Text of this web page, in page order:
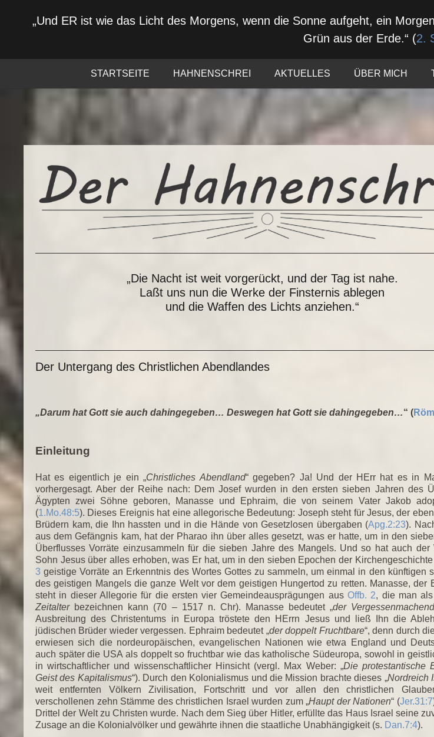
„Und ER ist wie das Licht des Morgens, wenn die Sonne aufgeht, ein
Grün aus der Erde.“ (2.
STARTSEITE HAHNENSCHREI AKTUELLES ÜBER MICH
„Die Nacht ist weit vorgerückt, und der Tag ist nahe.
Laßt uns nun die Werke der Finsternis ablegen
und die Waffen des Lichts anziehen.“
Der Untergang des Christlichen Abendlandes
„Darum hat Gott sie auch dahingegeben… Deswegen hat Gott sie dahingegeben…“ (
Einleitung
Hat es eigentlich je ein „Christliches Abendland“ gegeben? Ja! Und der HErr hat es in
vorhergesagt. Aber der Reihe nach: Dem Josef wurden in den ersten sieben Jahren des
Ägypten zwei Söhne geboren, Manasse und Ephraim, die von seinem Vater Jakob
(1.Mo.48:5). Dieses Ereignis hat eine allegorische Bedeutung: Joseph steht für Jesus, der
Brüdern kam, die Ihn hassten und in die Hände von Gesetzlosen übergaben (Apg.2:23).
aus dem Gefängnis kam, hat der Pharao ihn über alles gesetzt, was er hatte, um in den
Überflusses Vorräte einzusammeln für die sieben Jahre des Mangels. Und so hat auch der
Sohn Jesus über alles erhoben, was Er hat, um in den sieben Epochen der Kirchengeschichte
3 geistige Vorräte an Erkenntnis des Wortes Gottes zu sammeln, um einmal in den künftigen
des geistigen Mangels die ganze Welt vor dem geistigen Hungertod zu retten. Manasse, der
steht in dieser Allegorie für die ersten vier Gemeindeausprägungen ausOffb. 2, die man als
Zeitalterbezeichnen kann (70 – 1517 n. Chr). Manasse bedeutet „der
Ausbreitung des Christentums in Europa tröstete den HErrn Jesus und ließ Ihn die
jüdischen Brüder wieder vergessen. Ephraim bedeutet „der doppelt Fruchtbare“, denn durch
erwiesen sich die nordeuropäischen, evangelischen Nationen wie etwa England und
auch später die USA als doppelt so fruchtbar wie das katholische Südeuropa, sowohl in
in wirtschaftlicher und wissenschaftlicher Hinsicht (vergl. Max Weber: „Die protestantische
Geist des Kapitalismus“). Durch den Kolonialismus und die Mission brachte dieses „Nordreich
weit entfernten Völkern Zivilisation, Fortschritt und vor allen den christlichen
verschollenen zehn Stämme des christlichen Israel wurden zum „Haupt der Nationen“ (Jer.31:7
Drittel der Welt zu Christen wurde. Nach dem Sieg über Hitler, erfüllte das Haus Israel seine
Zusage an die Kolonialvölker und gewährte ihnen die staatliche Unabhängigkeit (s. Dan.7:4).